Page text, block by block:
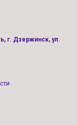
г. Дзержинск, ул.